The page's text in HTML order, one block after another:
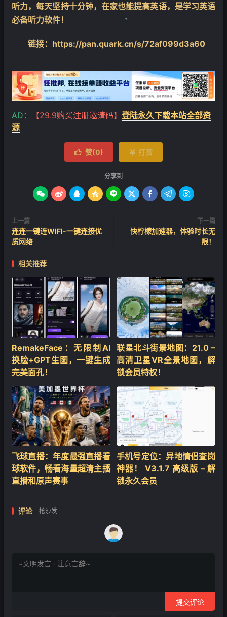
听力，每天坚持十分钟，在家也能提高英语，是学习英语
必备听力软件！
链接：https://pan.quark.cn/s/72af099d3a60
AD： 【29.9购买注册邀请码】 登陆永久下载本站全部资
源
 赞(0)  打赏
分享到
        
上一篇
连连一键连WIFI-一键连接优
质网络
下一篇
快柠檬加速器，体验时长无
限！
相关推荐
RemakeFace：无限制AI
换脸+GPT生图，一键生成
完美面孔！
联星北斗街景地图：21.0 –
高清卫星VR全景地图，解
锁会员特权！
飞球直播：年度最强直播看
球软件，畅看海量超清主播
直播和原声赛事
手机号定位：异地情侣查岗
神器！ V3.1.7 高级版 – 解
锁永久会员
评论 抢沙发
提交评论